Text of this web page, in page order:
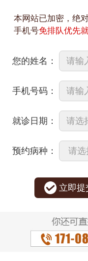
本网站已加密，绝
手机号免排队优先
您的姓名：
手机号码：
就诊日期：
预约病种：
立即提